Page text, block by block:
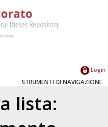
Login
STRUMENTI DI NAVIGAZIONE
lista: